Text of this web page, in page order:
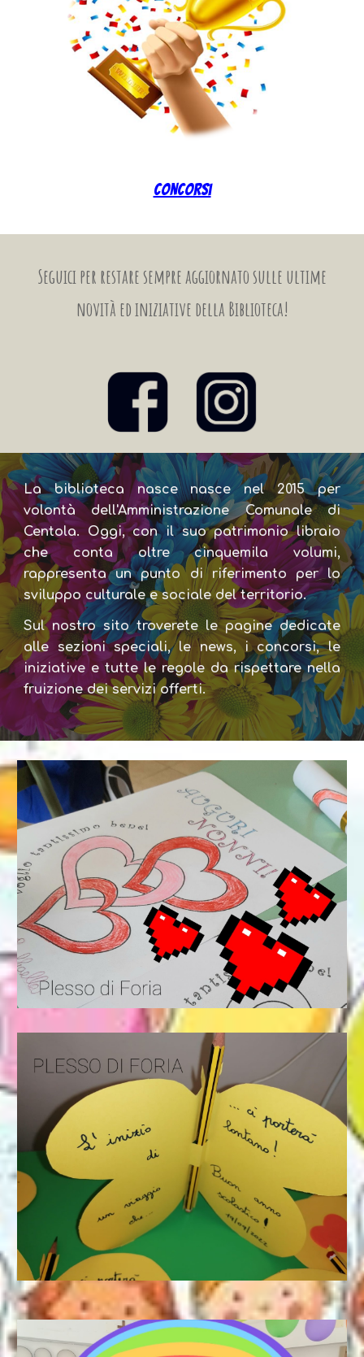
Concorsi
Seguici per restare sempre aggiornato sulle ultime
novità ed iniziative della Biblioteca!
La biblioteca nasce nasce nel 2015 per
volontà dell'Amministrazione Comunale di
Centola. Oggi, con il suo patrimonio libraio
che conta oltre cinquemila volumi,
rappresenta un punto di riferimento per lo
sviluppo culturale e sociale del territorio.
Sul nostro sito troverete le pagine dedicate
alle sezioni speciali, le news, i concorsi, le
iniziative e tutte le regole da rispettare nella
fruizione dei servizi offerti.